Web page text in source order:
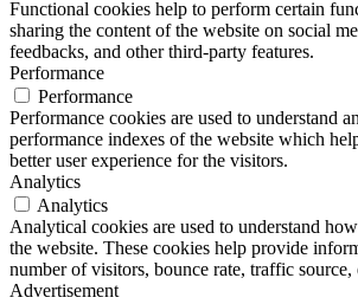
Functional cookies help to perform certain
sharing the content of the website on social
feedbacks, and other third-party features.
Performance
Performance
Performance cookies are used to understand
performance indexes of the website which
better user experience for the visitors.
Analytics
Analytics
Analytical cookies are used to understand
the website. These cookies help provide
number of visitors, bounce rate, traffic source,
Advertisement